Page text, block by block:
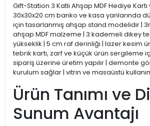
Gift-Station 3 Katlı Ahşap MDF Hediye Kartı
30x30x20 cm banko ve kasa yanlarında
için tasarlanmış ahşap stand modelidir |
ahşap MDF malzeme | 3 kademeli dikey
yükseklik | 5 cm raf derinliği | lazer kesim
tebrik kartı, zarf ve küçük ürün sergileme
sipariş üzerine üretim yapılır | demonte
kurulum sağlar | vitrin ve masaüstü
Ürün Tanımı ve
Sunum Avantajı